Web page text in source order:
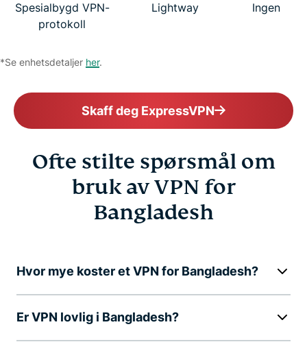
Spesialbygd VPN-
protokoll
Lightway Ingen
*Se enhetsdetaljer her.
Skaff deg ExpressVPN
Ofte stilte spørsmål om
bruk av VPN for
Bangladesh
Hvor mye koster et VPN for Bangladesh?
Er VPN lovlig i Bangladesh?